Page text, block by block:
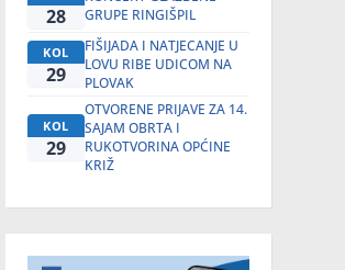
28
GRUPE RINGIŠPIL
KOL
29
FIŠIJADA I NATJECANJE U
LOVU RIBE UDICOM NA
PLOVAK
KOL
29
OTVORENE PRIJAVE ZA 14.
SAJAM OBRTA I
RUKOTVORINA OPĆINE
KRIŽ